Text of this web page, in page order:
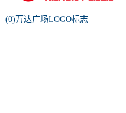
(0)万达广场LOGO标志